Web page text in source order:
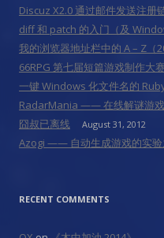
Discuz X2.0 通过邮件发送注册
diff 和 patch 的入门（及
我的浏览器地址栏中的 A – Z（
66RPG 第七届短篇游戏制作大
一键 Windows 化文件名的
RadarMania —— 在线解谜游戏
囧叔已离线 August 31, 2012
Azogi —— 自动生成游戏的实验
RECENT COMMENTS